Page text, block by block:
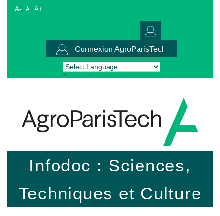
A- A A+
Connexion AgroParisTech
Powered by Translate
Infodoc : Sciences,
Techniques et Culture